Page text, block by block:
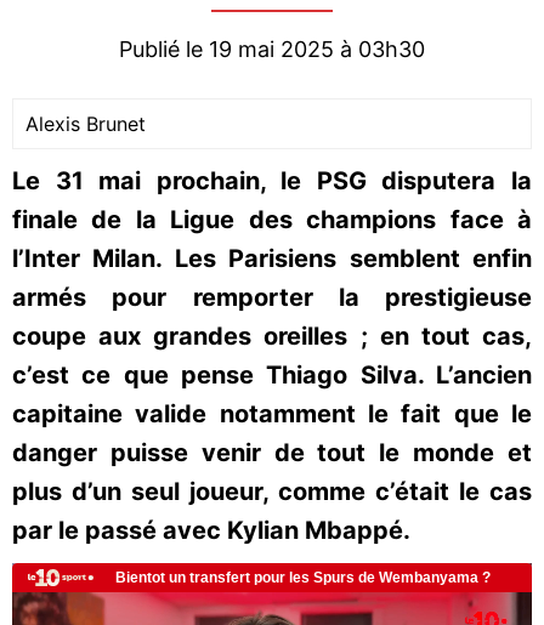
Publié le 19 mai 2025 à 03h30
Alexis Brunet
Le 31 mai prochain, le PSG disputera la
finale de la Ligue des champions face à
l’Inter Milan. Les Parisiens semblent enfin
armés pour remporter la prestigieuse
coupe aux grandes oreilles ; en tout cas,
c’est ce que pense Thiago Silva. L’ancien
capitaine valide notamment le fait que le
danger puisse venir de tout le monde et
plus d’un seul joueur, comme c’était le cas
par le passé avec Kylian Mbappé.